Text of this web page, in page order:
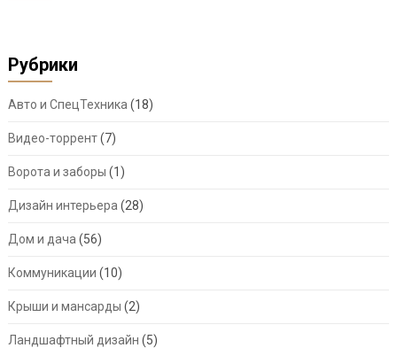
Рубрики
Авто и СпецТехника (18)
Видео-торрент(7)
Ворота и заборы (1)
Дизайн интерьера (28)
Дом и дача (56)
Коммуникации (10)
Крыши и мансарды (2)
Ландшафтный дизайн (5)